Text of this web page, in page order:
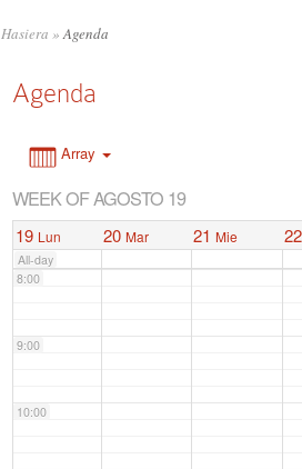
Hasiera »Agenda
Agenda
Array
WEEK OF AGOSTO 19
19 Lun 20 Mar 21 Mie 22
All-day
6:00
8:00
9:00
10:00